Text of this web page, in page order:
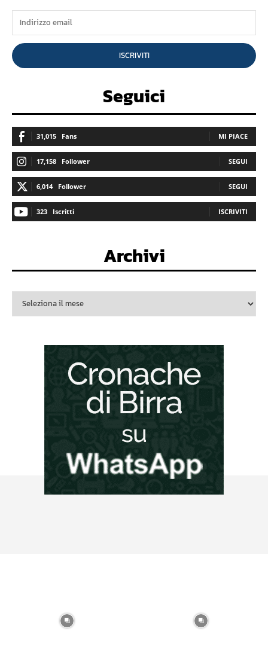
ISCRIVITI
Seguici
31,015 Fans MI PIACE
17,158 Follower SEGUI
6,014 Follower SEGUI
323 Iscritti ISCRIVITI
Archivi